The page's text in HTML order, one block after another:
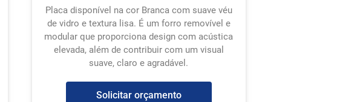
Placa disponível na cor Branca com suave véu
de vidro e textura lisa. É um forro removível e
modular que proporciona design com acústica
elevada, além de contribuir com um visual
suave, claro e agradável.
Solicitar orçamento